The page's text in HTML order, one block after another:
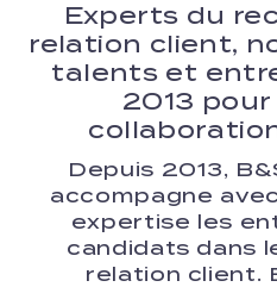
Experts du
relation client,
talents et
2013
Depuis 2013,
accompagne
expertise les
candidats dans
relation client.